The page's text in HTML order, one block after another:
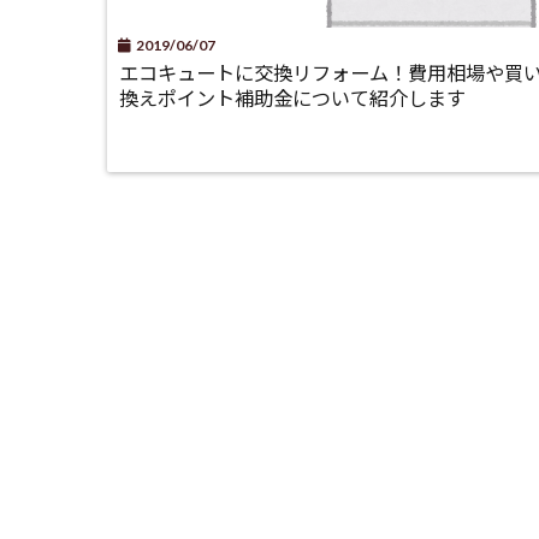
2019/06/07
エコキュートに交換リフォーム！費用相場や買
換えポイント補助金について紹介します